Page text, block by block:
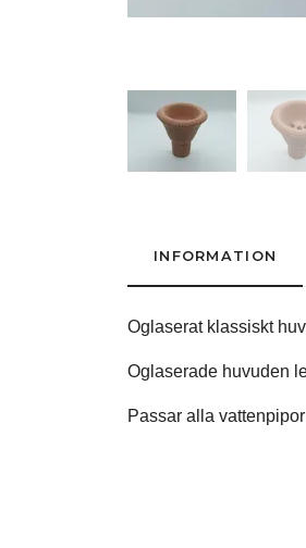
INFORMATION
Oglaserat klassiskt
Oglaserade huvuden
Passar alla